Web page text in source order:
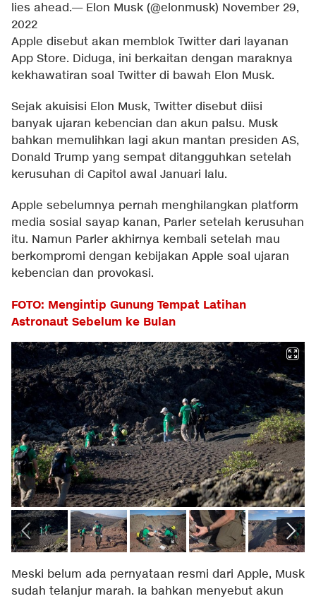
lies ahead.— Elon Musk (@elonmusk) November 29,
2022
Apple disebut akan memblok Twitter dari layanan
App Store. Diduga, ini berkaitan dengan maraknya
kekhawatiran soal Twitter di bawah Elon Musk.
Sejak akuisisi Elon Musk, Twitter disebut diisi
banyak ujaran kebencian dan akun palsu. Musk
bahkan memulihkan lagi akun mantan presiden AS,
Donald Trump yang sempat ditangguhkan setelah
kerusuhan di Capitol awal Januari lalu.
Apple sebelumnya pernah menghilangkan platform
media sosial sayap kanan, Parler setelah kerusuhan
itu. Namun Parler akhirnya kembali setelah mau
berkompromi dengan kebijakan Apple soal ujaran
kebencian dan provokasi.
FOTO: Mengintip Gunung Tempat Latihan
Astronaut Sebelum ke Bulan
Meski belum ada pernyataan resmi dari Apple, Musk
sudah telanjur marah. Ia bahkan menyebut akun